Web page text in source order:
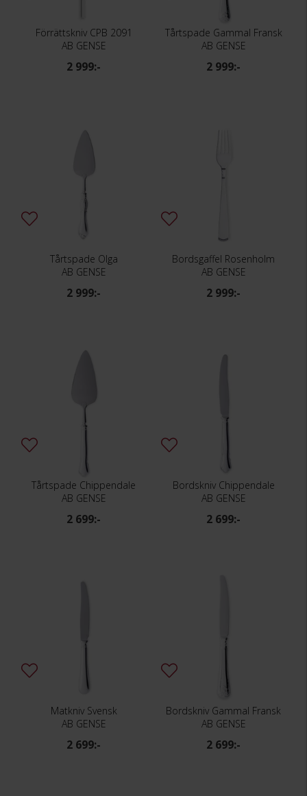
Förrättskniv CPB 2091
AB GENSE
2 999:-
Tårtspade Gammal Fransk
AB GENSE
2 999:-
Tårtspade Olga
AB GENSE
2 999:-
Bordsgaffel Rosenholm
AB GENSE
2 999:-
Tårtspade Chippendale
AB GENSE
2 699:-
Bordskniv Chippendale
AB GENSE
2 699:-
Matkniv Svensk
AB GENSE
2 699:-
Bordskniv Gammal Fransk
AB GENSE
2 699:-